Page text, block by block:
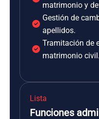
matrimonio y
Gestión de
apellidos.
Tramitación de
matrimonio civil.
Lista
Funciones